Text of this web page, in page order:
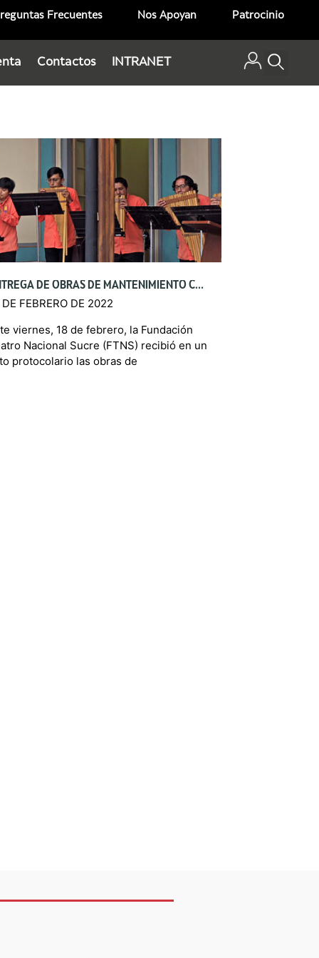
Frecuentes Nos Apoyan Patrocinio
Contactos INTRANET
ENTREGA DE OBRAS DE MANTENIMIENTO CORRECTIVO DEL CENTRO CULTURAL MAMÁ CUCHARA
DE FEBRERO DE 2022
viernes, 18 de febrero, la Fundación
Nacional Sucre (FTNS) recibió en un
protocolario las obras de